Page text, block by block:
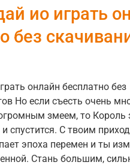
ио играть
без
онлайн бесплатно без
Но если съесть очень
змеем, то Король
спустится. С твоим
эпоха перемен и ты
Стань большим,